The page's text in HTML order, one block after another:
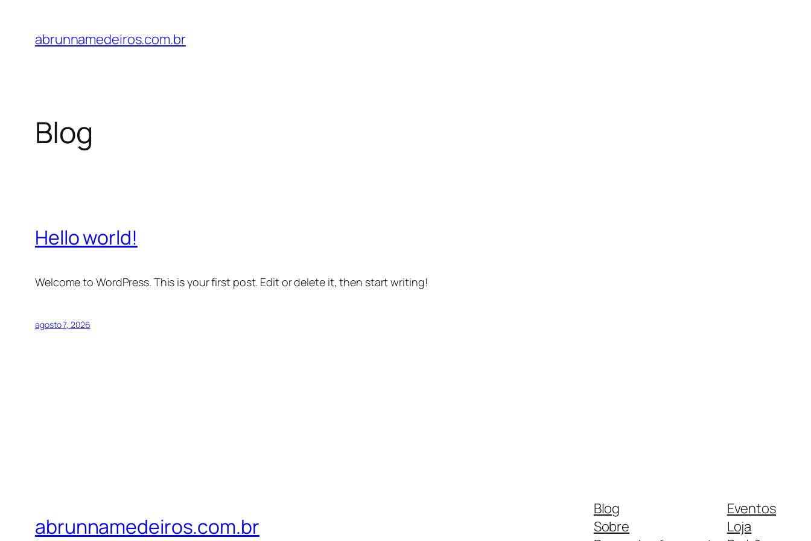
abrunnamedeiros.com.br
Blog
Hello world!
Welcome to WordPress. This is your first post. Edit or delete it, then start writing!
agosto 7, 2026
abrunnamedeiros.com.br
Blog
Sobre
Eventos
Loja